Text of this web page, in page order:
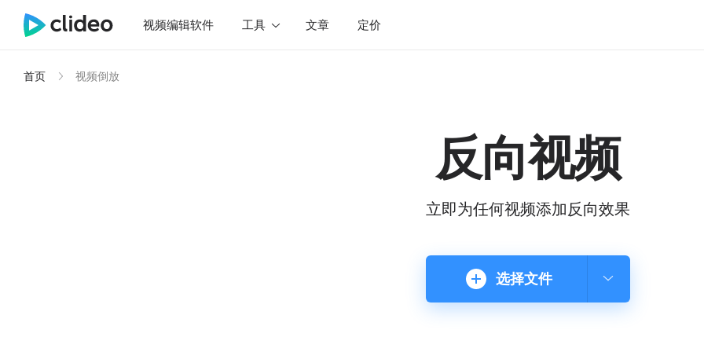
视频编辑软件 工具 文章 定价
首页 视频倒放
反向视频
立即为任何视频添加反向效果
选择文件